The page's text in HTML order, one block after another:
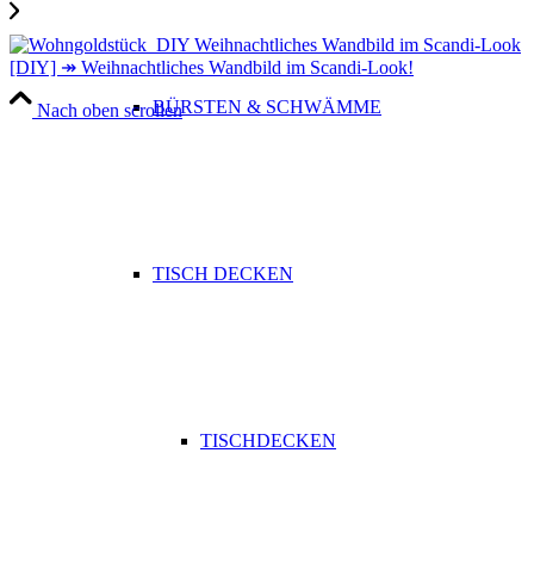
BÜRSTEN & SCHWÄMME
TISCH DECKEN
TISCHDECKEN
[DIY] ↠ Weihnachtliches Wandbild im Scandi-Look!
Nach oben scrollen